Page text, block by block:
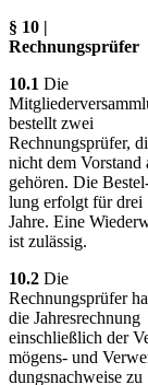
§ 10 |
Rechnungsprüfer
10.1 Die
bestellt zwei
Rechnungs­prüfer,
nicht dem
ge­hören. Die
lung erfolgt für drei
Jahre. Eine
ist zulässig.
10.2 Die
Rechnungsprüfer
die Jahres­rech­nung
einschließlich der
mö­gens- und
dungs­nach­weise zu